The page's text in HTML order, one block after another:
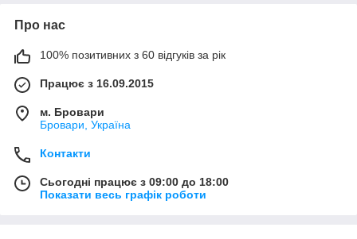
Про нас
100% позитивних з 60 відгуків за рік
Працює з 16.09.2015
м. Бровари
Бровари, Україна
Контакти
Сьогодні працює з 09:00 до 18:00
Показати весь графік роботи